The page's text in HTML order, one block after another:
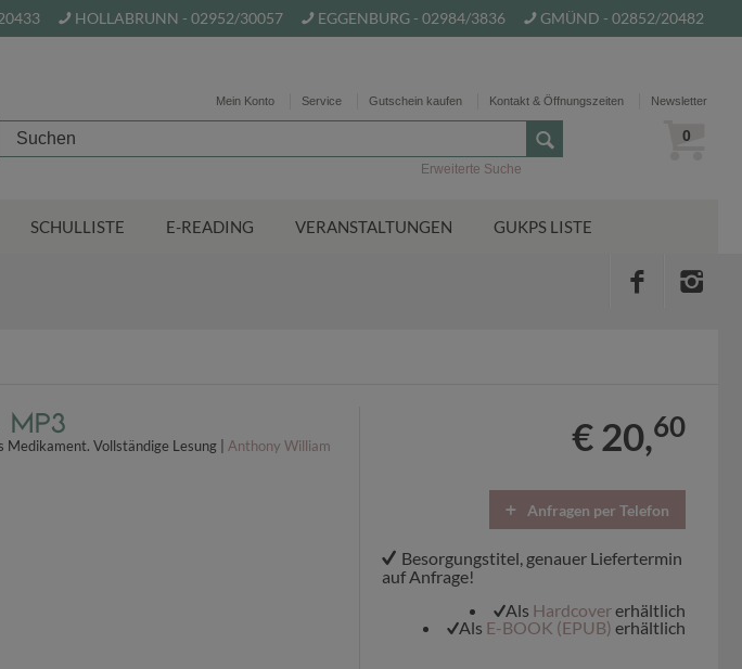
HOLLABRUNN - 02952/30057 EGGENBURG - 02984/3836 GMÜND - 02852/20482
Mein Konto Service Gutschein kaufen Kontakt & Öffnungszeiten Newsletter
0
Erweiterte Suche
SCHULLISTE E-READING VERANSTALTUNGEN GUKPS LISTE
Vollständige Lesung | Anthony William € 20,60
Anfragen per Telefon
Besorgungstitel, genauer Liefertermin
auf Anfrage!
Als Hardcovererhältlich
Als E-BOOK (EPUB) erhältlich